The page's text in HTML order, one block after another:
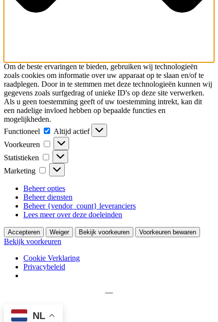
Om de beste ervaringen te bieden, gebruiken wij technologieën
zoals cookies om informatie over uw apparaat op te slaan en/of te
raadplegen. Door in te stemmen met deze technologieën kunnen wij
gegevens zoals surfgedrag of unieke ID's op deze site verwerken.
Als u geen toestemming geeft of uw toestemming intrekt, kan dit
een nadelige invloed hebben op bepaalde functies en
mogelijkheden.
Functioneel
Functioneel
Altijd actief
Voorkeuren
Voorkeuren
Statistieken Statistieken
Marketing Marketing
Beheer opties
Beheer diensten
Beheer {vendor_count} leveranciers
Lees meer over deze doeleinden
Accepteren Weiger Bekijk voorkeuren Voorkeuren bewaren
Bekijk voorkeuren
Cookie Verklaring
Privacybeleid
—
NL